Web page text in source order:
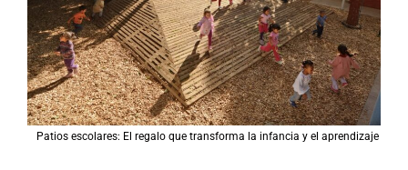
Patios escolares: El regalo que transforma la infancia y el aprendizaje